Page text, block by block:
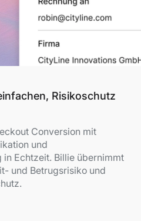
Risikoschutz
Conversion mit
und
in Echtzeit. Billie übernimmt
und Betrugsrisiko und